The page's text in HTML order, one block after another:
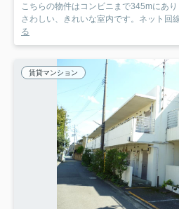
こちらの物件はコンビニまで345mにあ
さわしい、きれいな室内です。ネット回
る
賃貸マンション